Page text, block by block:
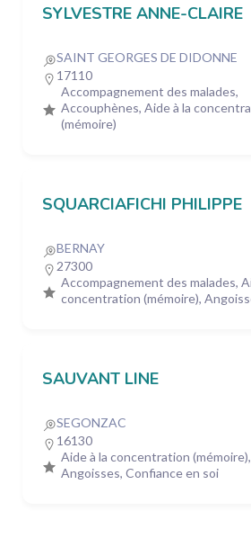
SYLVESTRE ANNE-CLAIRE
SAINT GEORGES DE DIDONNE
17110
Accompagnement des malades,
Accouphènes, Aide à la
(mémoire)
SQUARCIAFICHI PHILIPPE
BERNAY
27300
Accompagnement des malades,
concentration (mémoire),
SAUVANT LINE
SEGONZAC
16130
Aide à la concentration (mémoire),
Angoisses, Confiance en soi